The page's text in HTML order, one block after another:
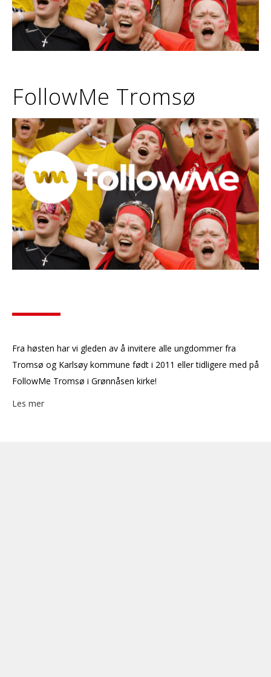
FollowMe Tromsø
Fra høsten har vi gleden av å invitere alle ungdommer fra
Tromsø og Karlsøy kommune født i 2011 eller tidligere med på
FollowMe Tromsø i Grønnåsen kirke!
Les mer